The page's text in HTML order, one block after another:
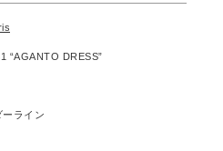
“AGANTO DRESS”
ーライン